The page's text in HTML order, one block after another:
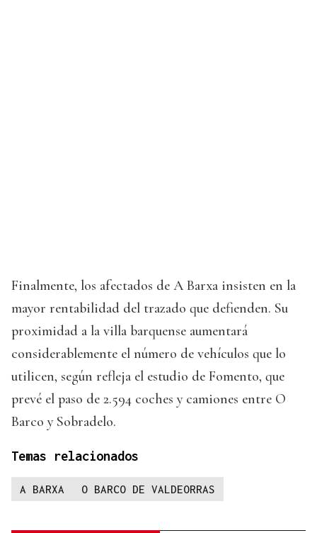
Finalmente, los afectados de A Barxa insisten en la
mayor rentabilidad del trazado que defienden. Su
proximidad a la villa barquense aumentará
considerablemente el número de vehículos que lo
utilicen, según refleja el estudio de Fomento, que
prevé el paso de 2.594 coches y camiones entre O
Barco y Sobradelo.
Temas relacionados
A BARXA O BARCO DE VALDEORRAS